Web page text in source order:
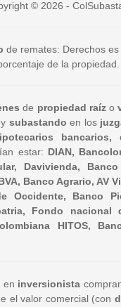
© 2026 -
de remates: Derechos es
de la propiedad.
de propiedad raízo
y subastando en los
bancarios,
estar: DIAN,
Davivienda,
Banco Agrario, AV
Occidente, Banco
Fondo nacional
HITOS,
en inversionista
el valor comercial (con